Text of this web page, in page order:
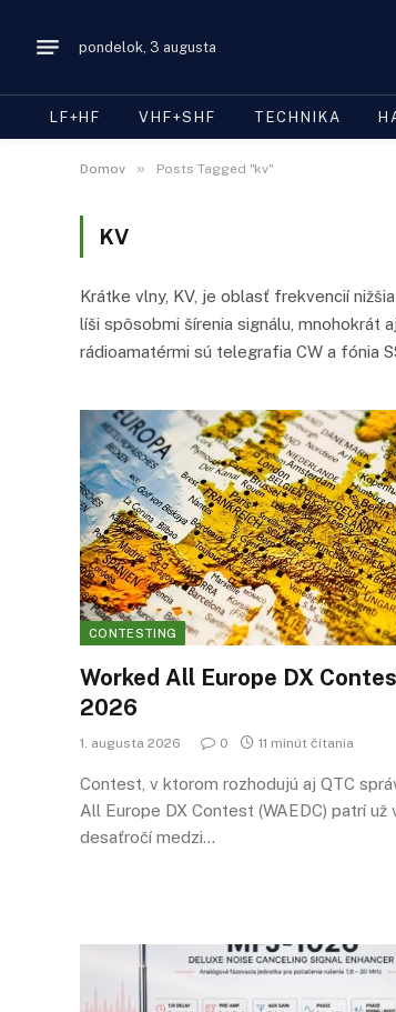
pondelok, 3 augusta
LF+HF VHF+SHF TECHNIKA
Domov » Posts Tagged "kv"
KV
Krátke vlny, KV, je oblasť frekvencií
líši spôsobmi šírenia signálu, mnohokrát
rádioamatérmi sú telegrafia CW a fónia
CONTESTING
Worked All Europe DX
2026
1. augusta 2026 0 11 minút čítania
Contest, v ktorom rozhodujú aj QTC
All Europe DX Contest (WAEDC) patrí už
desaťročí medzi…